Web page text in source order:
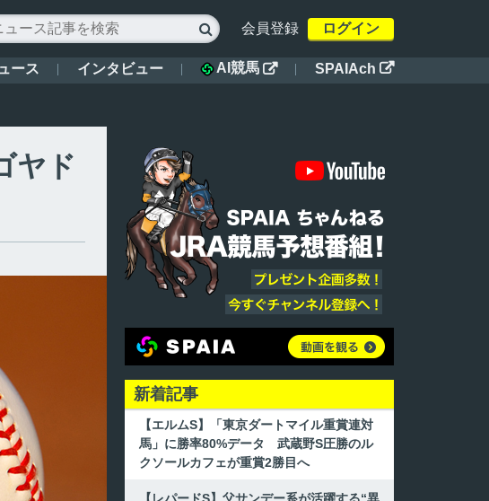
 会員登録 ログイン
ース インタビュー AI競馬  SPAIAch 
ヤド
新着記事
【エルムS】「東京ダートマイル重賞連対
馬」に勝率80%データ 武蔵野S圧勝のル
クソールカフェが重賞2勝目へ